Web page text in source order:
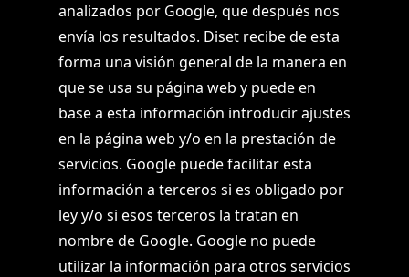
analizados por Google, que después nos
envía los resultados. Diset recibe de esta
forma una visión general de la manera en
que se usa su página web y puede en
base a esta información introducir ajustes
en la página web y/o en la prestación de
servicios. Google puede facilitar esta
información a terceros si es obligado por
ley y/o si esos terceros la tratan en
nombre de Google. Google no puede
utilizar la información para otros servicios